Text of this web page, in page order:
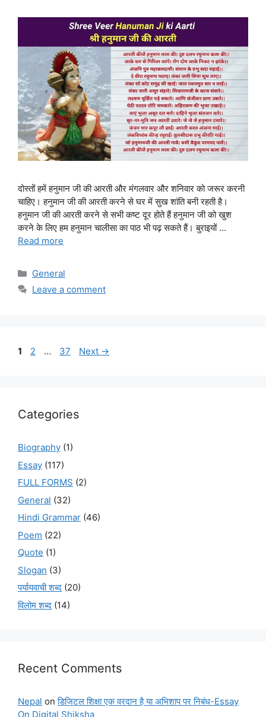
दोस्तों हमें हनुमान जी की आरती और मंगलवार और शनिवार को जरूर करनी
चाहिए। हनुमान जी की आरती करने से घर में सुख शांति बनी रहती है।
हनुमान जी की आरती करने से सभी कष्ट दूर होते हैं हनुमान जी को खुश
करने के लिए हम हनुमान चालीसा का पाठ भी पढ़ सकते हैं। बुराइयों …
Read more
Categories
General
Leave a comment
Page
1 Page
2 … Page
37 Next →
Categories
Biography (1)
Essay (117)
FULL FORMS (2)
General (32)
Hindi Grammar (46)
Poem (22)
Quote (1)
Slogan (3)
पर्यायवाची शब्द (20)
विलोम शब्द (14)
Recent Comments
Nepal onडिजिटल शिक्षा एक वरदान है या अभिशाप पर निबंध-Essay
On Digital Shiksha